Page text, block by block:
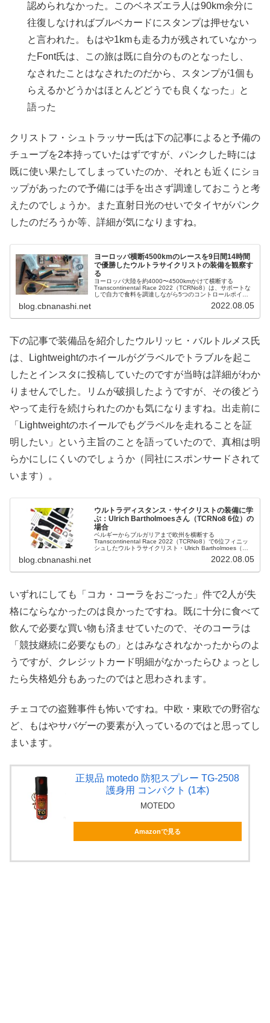
認められなかった。このベネズエラ人は90km余分に
往復しなければブルベカードにスタンプは押せない
と言われた。もはや1kmも走る力が残されていなかっ
たFont氏は、この旅は既に自分のものとなったし、
なされたことはなされたのだから、スタンプが1個も
らえるかどうかはほとんどどうでも良くなった」と
語った
クリストフ・シュトラッサー氏は下の記事によると予備の
チューブを2本持っていたはずですが、パンクした時には
既に使い果たしてしまっていたのか、それとも近くにショ
ップがあったので予備には手を出さず調達しておこうと考
えたのでしょうか。また直射日光のせいでタイヤがパンク
したのだろうか等、詳細が気になりますね。
ヨーロッパ横断4500kmのレースを9日間14時間
で優勝したウルトラサイクリストの装備を観察す
る
ヨーロッパ大陸を約4000〜4500kmかけて横断する
Transcontinental Race 2022（TCRNo8）は、サポートな
しで自力で食料を調達しながら5つのコントロールポイン
blog.cbnanashi.net 2022.08.05
下の記事で装備品を紹介したウルリッヒ・バルトルメス氏
は、Lightweightのホイールがグラベルでトラブルを起こ
したとインスタに投稿していたのですが当時は詳細がわか
りませんでした。リムが破損したようですが、その後どう
やって走行を続けられたのかも気になりますね。出走前に
「Lightweightのホイールでもグラベルを走れることを証
明したい」という主旨のことを語っていたので、真相は明
らかにしにくいのでしょうか（同社にスポンサードされて
います）。
ウルトラディスタンス・サイクリストの装備に学
ぶ：Ulrich Bartholmoesさん（TCRNo8 6位）の
場合
ベルギーからブルガリアまで欧州を横断する
Transcontinental Race 2022（TCRNo8）で6位フィニッ
シュしたウルトラサイクリスト・Ulrich Bartholmoes（ウ
blog.cbnanashi.net 2022.08.05
いずれにしても「コカ・コーラをおごった」件で2人が失
格にならなかったのは良かったですね。既に十分に食べて
飲んで必要な買い物も済ませていたので、そのコーラは
「競技継続に必要なもの」とはみなされなかったからのよ
うですが、クレジットカード明細がなかったらひょっとし
たら失格処分もあったのではと思わされます。
チェコでの盗難事件も怖いですね。中欧・東欧での野宿な
ど、もはやサバゲーの要素が入っているのではと思ってし
まいます。
正規品 motedo 防犯スプレー TG-2508
護身用 コンパクト (1本)
MOTEDO
Amazonで見る